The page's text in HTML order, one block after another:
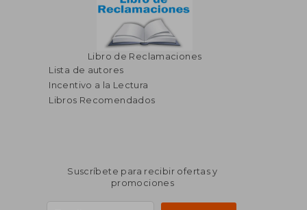
Libro de Reclamaciones
Lista de autores
Incentivo a la Lectura
Libros Recomendados
Suscríbete para recibir ofertas y
promociones